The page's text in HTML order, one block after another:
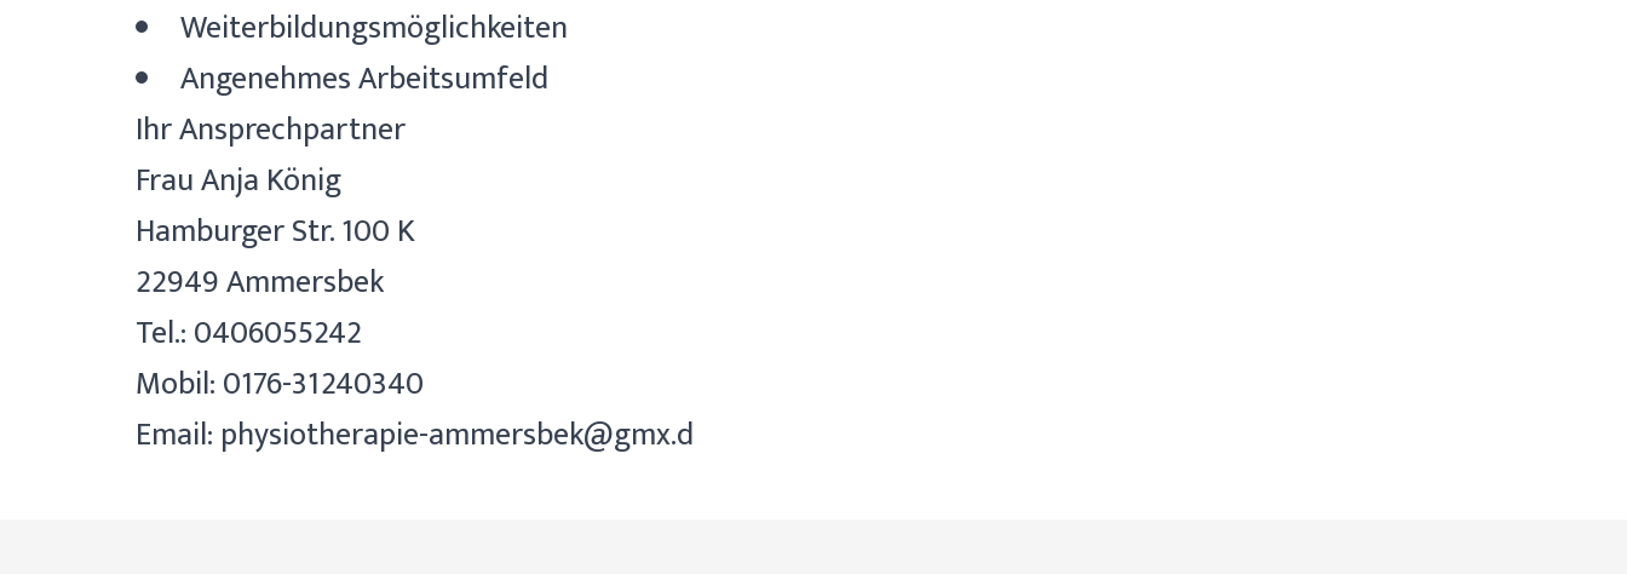
Weiterbildungsmöglichkeiten
Angenehmes Arbeitsumfeld
Ihr Ansprechpartner
Frau Anja König
Hamburger Str. 100 K
22949 Ammersbek
Tel.: 0406055242
Mobil: 0176-31240340
Email: physiotherapie-ammersbek@gmx.d